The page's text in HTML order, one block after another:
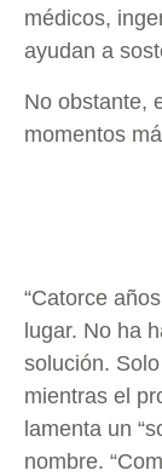
médicos,
ayudan a
No obstante,
momentos
“Catorce
lugar. No ha
solución.
mientras el
lamenta un
nombre.